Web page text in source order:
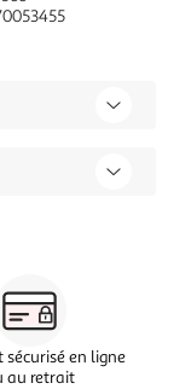
sécurisé en ligne
au retrait